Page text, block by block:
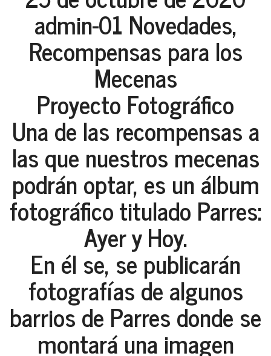
admin-01 Novedades,
Recompensas para los
Mecenas
Proyecto Fotográfico
Una de las recompensas a
las que nuestros mecenas
podrán optar, es un álbum
fotográfico titulado Parres:
Ayer y Hoy.
En él se, se publicarán
fotografías de algunos
barrios de Parres donde se
montará una imagen